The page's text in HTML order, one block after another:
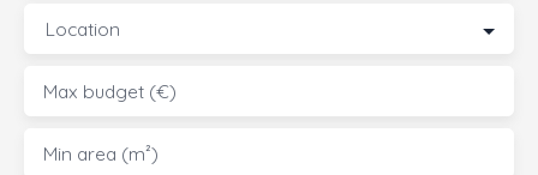
Location
Max budget (€)
Min area (m²)